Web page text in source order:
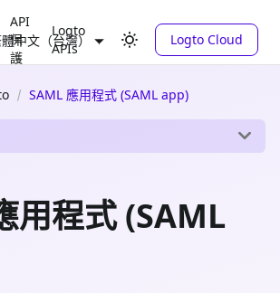
API
保
護
Logto
APIs
中文（台灣） Logto Cloud
SAML 應用程式 (SAML app)
用程式 (SAML